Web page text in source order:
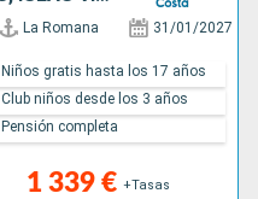
La Romana 31/01/2027
1 339 € +Tasas
Niños gratis hasta los 17 años
Club niños desde los 3 años
Pensión completa